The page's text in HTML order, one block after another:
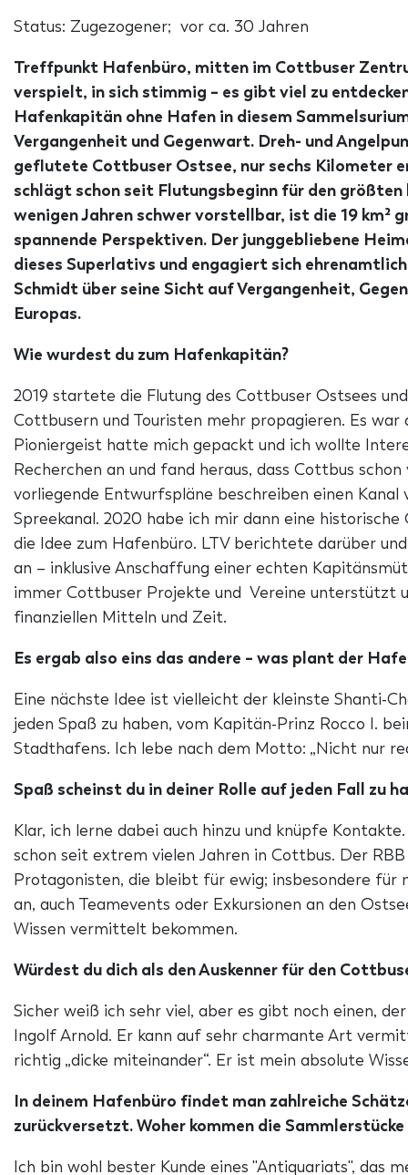
Status: Zugezogener; vor ca. 30 Jahren
Treffpunkt Hafenbüro, mitten im Cottbuser
verspielt, in sich stimmig – es gibt viel zu
Hafenkapitän ohne Hafen in diesem
Vergangenheit und Gegenwart. Dreh- und
geflutete Cottbuser Ostsee, nur sechs Kilometer
schlägt schon seit Flutungsbeginn für den
wenigen Jahren schwer vorstellbar, ist die 19
spannende Perspektiven. Der junggebliebene
dieses Superlativs und engagiert sich
Schmidt über seine Sicht auf Vergangenheit,
Europas.
Wie wurdest du zum Hafenkapitän?
2019 startete die Flutung des Cottbuser Ostsees
Cottbusern und Touristen mehr propagieren. Es
Pioniergeist hatte mich gepackt und ich wollte
Recherchen an und fand heraus, dass Cottbus
vorliegende Entwurfspläne beschreiben einen
Spreekanal. 2020 habe ich mir dann eine
die Idee zum Hafenbüro. LTV berichtete darüber
an – inklusive Anschaffung einer echten
immer Cottbuser Projekte und Vereine unterstützt
finanziellen Mitteln und Zeit.
Es ergab also eins das andere – was plant der
Eine nächste Idee ist vielleicht der kleinste Shanti-
jeden Spaß zu haben, vom Kapitän-Prinz Rocco I.
Stadthafens. Ich lebe nach dem Motto: „Nicht nur
Spaß scheinst du in deiner Rolle auf jeden Fall zu
Klar, ich lerne dabei auch hinzu und knüpfe
schon seit extrem vielen Jahren in Cottbus. Der
Protagonisten, die bleibt für ewig; insbesondere für
an, auch Teamevents oder Exkursionen an den
Wissen vermittelt bekommen.
Würdest du dich als den Auskenner für den
Sicher weiß ich sehr viel, aber es gibt noch einen,
Ingolf Arnold. Er kann auf sehr charmante Art
richtig „dicke miteinander“. Er ist mein absolute
In deinem Hafenbüro findet man zahlreiche
zurückversetzt. Woher kommen die
Ich bin wohl bester Kunde eines "Antiquariats", das